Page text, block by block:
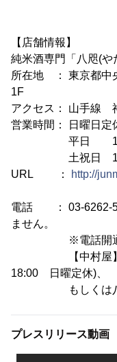
【店舗情報】
純米酒専門「八咫(
所在地 ： 東京都中
1F
アクセス： 山手線
営業時間： 日曜日定
平日 15:00
土祝日
URL ：
http://
電話 ： 03-6262-
ません。
※電話開通まで
【中村屋】TEL
18:00 日曜定休)、
もしくは八咫各
プレスリリース動画